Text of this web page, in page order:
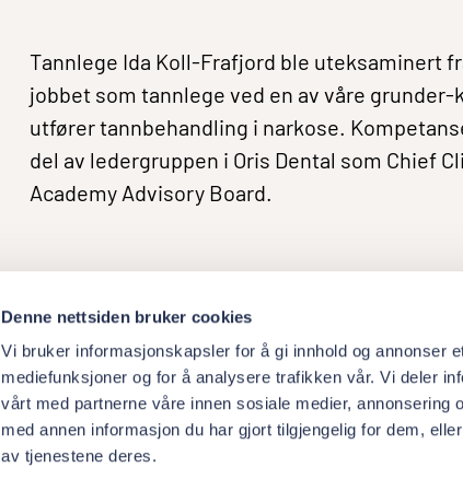
Denne nettsiden bruker cookies
Vi bruker informasjonskapsler for å gi innhold og annonser
mediefunksjoner og for å analysere trafikken vår. Vi deler
vårt med partnerne våre innen sosiale medier, annonsering
med annen informasjon du har gjort tilgjengelig for dem,
av tjenestene deres.
Tannlege Ida Koll-Frafjord ble uteksaminert
jobbet som tannlege ved en av våre
utfører tannbehandling i narkose.
del av ledergruppen i Oris Dental som Chief
Academy Advisory Board.